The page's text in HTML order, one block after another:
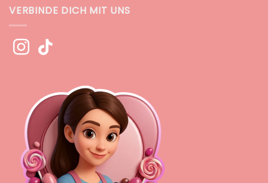
VERBINDE DICH MIT UNS